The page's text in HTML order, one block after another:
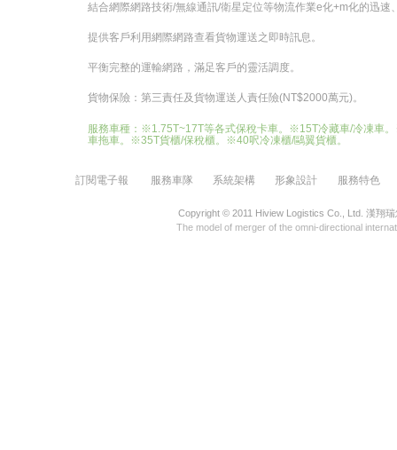
結合網際網路技術/無線通訊/衛星定位等物流作業e化+m化的迅速
提供客戶利用網際網路查看貨物運送之即時訊息。
平衡完整的運輸網路，滿足客戶的靈活調度。
貨物保險：第三責任及貨物運送人責任險(NT$2000萬元)。
服務車種：※1.75T~17T等各式保稅卡車。※15T冷藏車/冷凍車
車拖車。※35T貨櫃/保稅櫃。※40呎冷凍櫃/鷗翼貨櫃。
訂閱電子報 服務車隊 系統架構 形象設計 服務特色
Copyright © 2011 Hiview Logistics Co., Ltd. 漢翔
The model of merger of the omni-directional